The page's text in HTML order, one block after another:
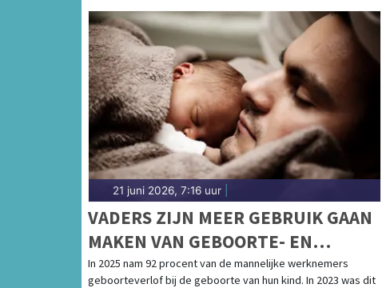
21 juni 2026, 7:16 uur
VADERS ZIJN MEER GEBRUIK GAAN
MAKEN VAN GEBOORTE- EN
OUDERSCHAPSVERLOF
In 2025 nam 92 procent van de mannelijke werknemers
geboorteverlof bij de geboorte van hun kind. In 2023 was dit